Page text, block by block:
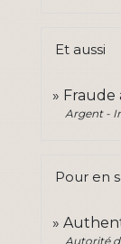
Et aussi
Fraude
Argent -
Pour en
Autorité